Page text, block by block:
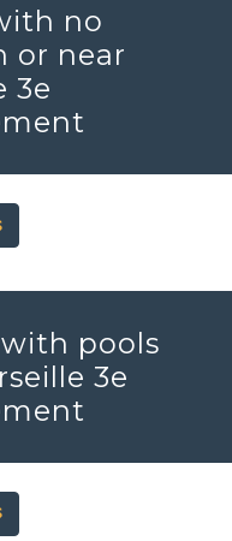
no
or near
3e
with pools
3e